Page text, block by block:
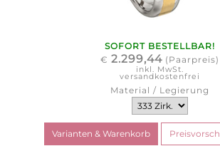
SOFORT BESTELLBAR!
€ 2.299,44(Paarpreis)
inkl. MwSt.
versandkostenfrei
Material / Legierung